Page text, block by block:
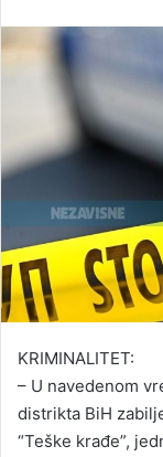
e
a
i
l
KRIMINALITET:
– U navedenom
distrikta BiH
“Teške krađe”,